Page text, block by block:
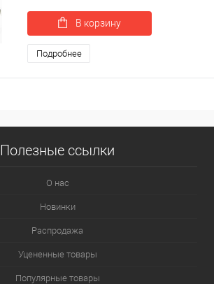
В корзину
Подробнее
Полезные ссылки
О нас
Новинки
Распродажа
Уцененные товары
Популярные товары